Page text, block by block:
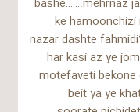
bashe…….mehrnaz
ke hamoonchizi
nazar dashte
har kasi az ye
motefaveti bekone
beit ya ye